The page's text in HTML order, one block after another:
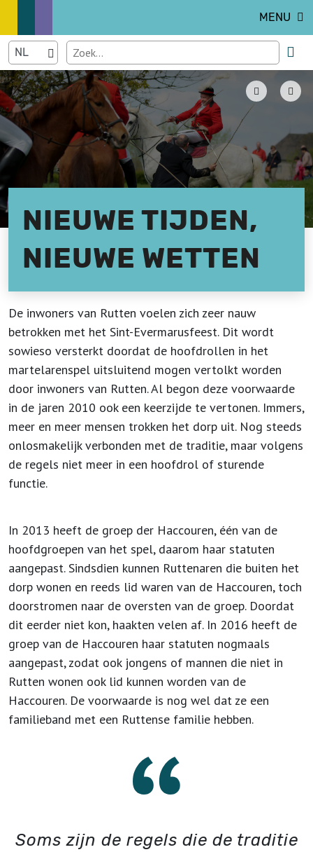
MENU
NIEUWE TIJDEN,
NIEUWE WETTEN
De inwoners van Rutten voelen zich zeer nauw
betrokken met het Sint-Evermarusfeest. Dit wordt
sowieso versterkt doordat de hoofdrollen in het
martelarenspel uitsluitend mogen vertolkt worden
door inwoners van Rutten. Al begon deze voorwaarde
in de jaren 2010 ook een keerzijde te vertonen. Immers,
meer en meer mensen trokken het dorp uit. Nog steeds
onlosmakelijk verbonden met de traditie, maar volgens
de regels niet meer in een hoofdrol of sturende
functie.
In 2013 heeft de groep der Haccouren, één van de
hoofdgroepen van het spel, daarom haar statuten
aangepast. Sindsdien kunnen Ruttenaren die buiten het
dorp wonen en reeds lid waren van de Haccouren, toch
doorstromen naar de oversten van de groep. Doordat
dit eerder niet kon, haakten velen af. In 2016 heeft de
groep van de Haccouren haar statuten nogmaals
aangepast, zodat ook jongens of mannen die niet in
Rutten wonen ook lid kunnen worden van de
Haccouren. De voorwaarde is nog wel dat ze een
familieband met een Ruttense familie hebben.
Soms zijn de regels die de traditie